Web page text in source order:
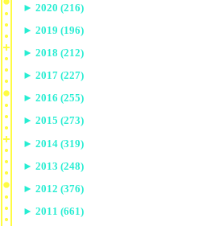
► 2020 (216)
► 2019 (196)
► 2018 (212)
► 2017 (227)
► 2016 (255)
► 2015 (273)
► 2014 (319)
► 2013 (248)
► 2012 (376)
► 2011 (661)